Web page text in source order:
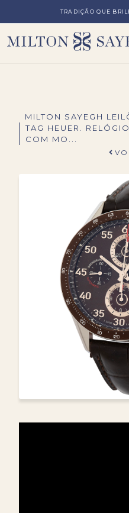
TRADIÇÃO QUE
MILTON SAYEGH
TAG HEUER.
COM MO...